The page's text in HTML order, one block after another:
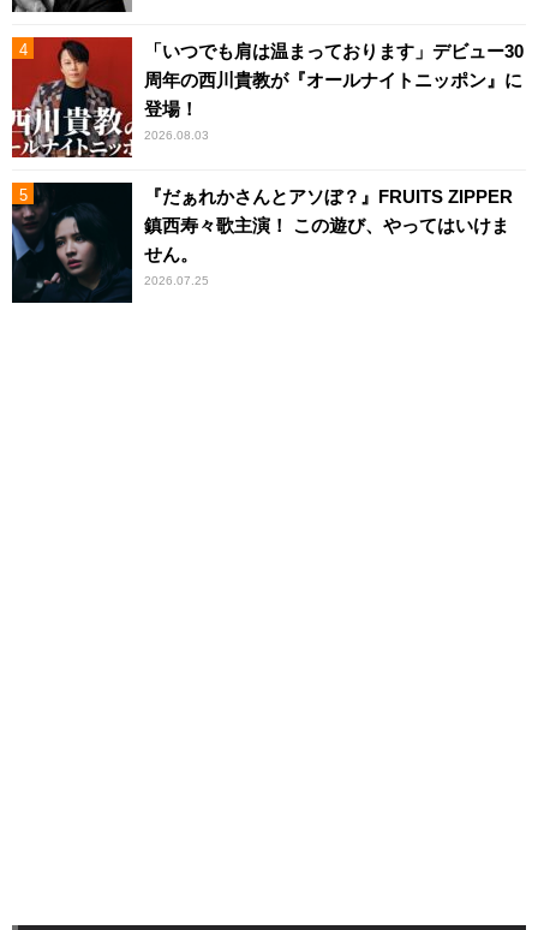
「いつでも肩は温まっております」デビュー30
周年の西川貴教が『オールナイトニッポン』に
登場！
2026.08.03
『だぁれかさんとアソぼ？』FRUITS ZIPPER
鎮西寿々歌主演！ この遊び、やってはいけま
せん。
2026.07.25